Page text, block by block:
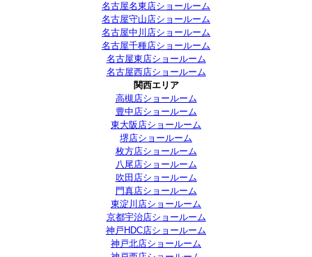
名古屋名東店ショールーム
名古屋守山店ショールーム
名古屋中川店ショールーム
名古屋千種店ショールーム
名古屋東店ショールーム
名古屋西店ショールーム
関西エリア
高槻店ショールーム
豊中店ショールーム
東大阪店ショールーム
堺店ショールーム
枚方店ショールーム
八尾店ショールーム
吹田店ショールーム
門真店ショールーム
東淀川店ショールーム
京都宇治店ショールーム
神戸HDC店ショールーム
神戸北店ショールーム